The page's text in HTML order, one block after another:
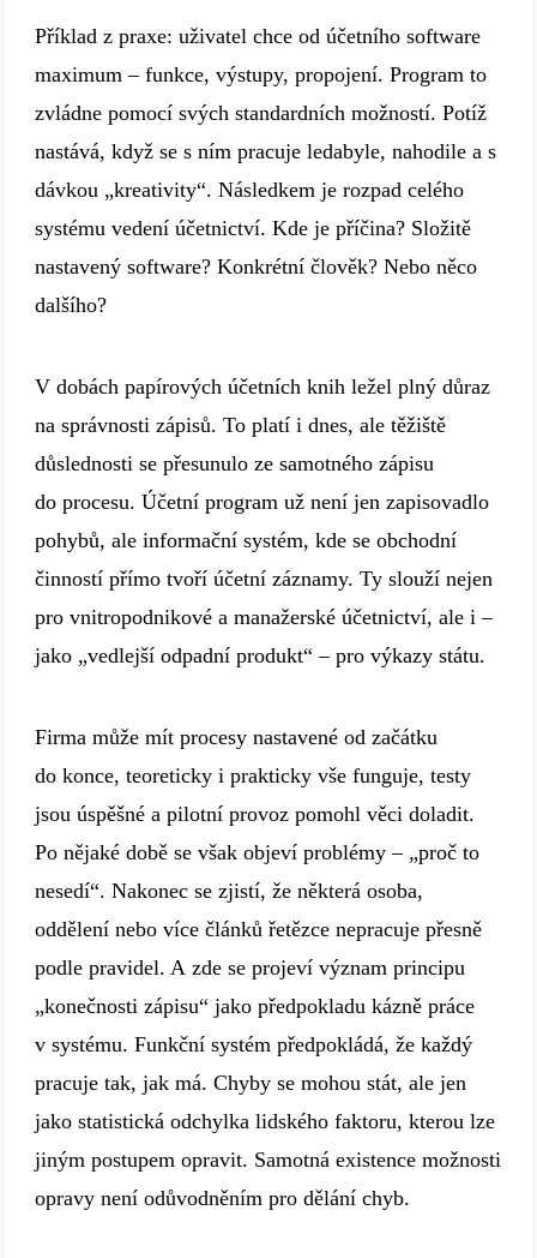
Příklad z praxe: uživatel chce od účetního software
maximum – funkce, výstupy, propojení. Program to
zvládne pomocí svých standardních možností. Potíž
nastává, když se s ním pracuje ledabyle, nahodile a s
dávkou „kreativity“. Následkem je rozpad celého
systému vedení účetnictví. Kde je příčina? Složitě
nastavený software? Konkrétní člověk? Nebo něco
dalšího?
V dobách papírových účetních knih ležel plný důraz
na správnosti zápisů. To platí i dnes, ale těžiště
důslednosti se přesunulo ze samotného zápisu
do procesu. Účetní program už není jen zapisovadlo
pohybů, ale informační systém, kde se obchodní
činností přímo tvoří účetní záznamy. Ty slouží nejen
pro vnitropodnikové a manažerské účetnictví, ale i –
jako „vedlejší odpadní produkt“ – pro výkazy státu.
Firma může mít procesy nastavené od začátku
do konce, teoreticky i prakticky vše funguje, testy
jsou úspěšné a pilotní provoz pomohl věci doladit.
Po nějaké době se však objeví problémy – „proč to
nesedí“. Nakonec se zjistí, že některá osoba,
oddělení nebo více článků řetězce nepracuje přesně
podle pravidel. A zde se projeví význam principu
„konečnosti zápisu“ jako předpokladu kázně práce
v systému. Funkční systém předpokládá, že každý
pracuje tak, jak má. Chyby se mohou stát, ale jen
jako statistická odchylka lidského faktoru, kterou lze
jiným postupem opravit. Samotná existence možnosti
opravy není odůvodněním pro dělání chyb.